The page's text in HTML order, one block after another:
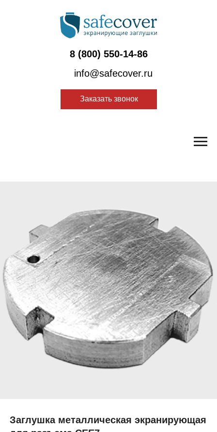
8 (800) 550-14-86
info@safecover.ru
Заказать звонок
Заглушка металлическая экранирующая